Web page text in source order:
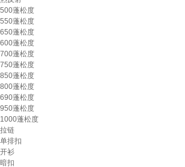
500蓬松度
550蓬松度
650蓬松度
600蓬松度
700蓬松度
750蓬松度
850蓬松度
800蓬松度
690蓬松度
950蓬松度
1000蓬松度
拉链
单排扣
开衫
暗扣